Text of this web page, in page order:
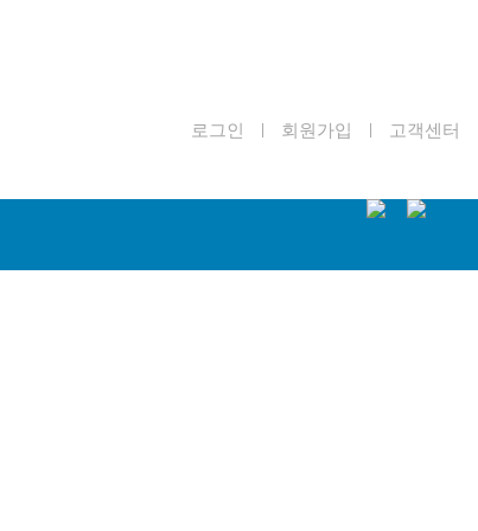
로그인 회원가입 고객센터